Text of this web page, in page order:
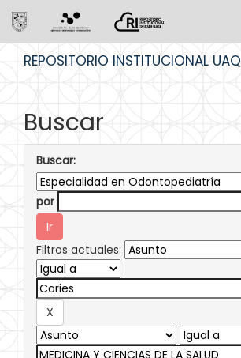
REPOSITORIO INSTITUCIONAL UAQ
Buscar
Buscar:
por
Filtros actuales: